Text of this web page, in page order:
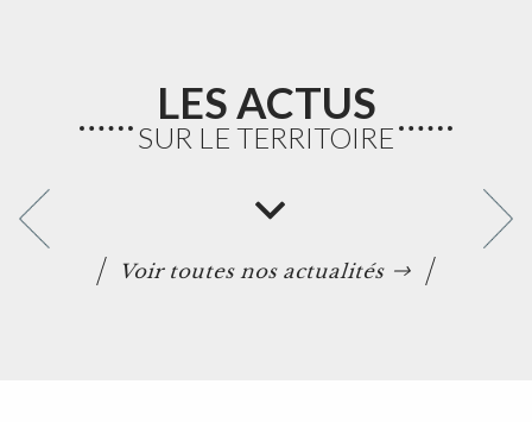
LES ACTUS
SUR LE TERRITOIRE
Voir toutes nos actualités